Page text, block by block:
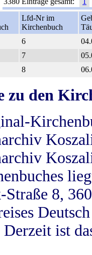
Lfd-Nr im
Kirchenbuch
6
7
8
zu den
Straße 8,
ist